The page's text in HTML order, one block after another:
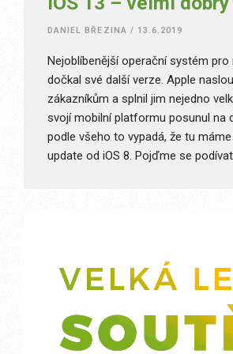
DANIEL BŘEZINA / 13.6.2019
Nejoblíbenější operační systém pro
dočkal své další verze. Apple
zákazníkům a splnil jim nejedno
svojí mobilní platformu posunul na
podle všeho to vypadá, že tu
update od iOS 8. Pojďme se